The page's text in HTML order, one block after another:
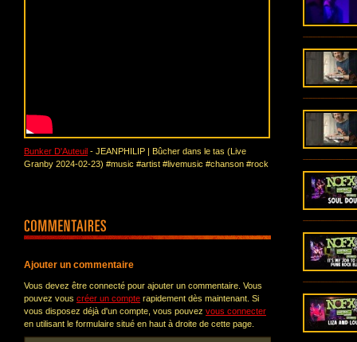
Bunker D'Auteuil - JEANPHILIP | Bûcher dans le tas (Live
Granby 2024-02-23) #music #artist #livemusic #chanson #rock
Ajouter un commentaire
Vous devez être connecté pour ajouter un commentaire. Vous
pouvez vous créer un compte rapidement dès maintenant. Si
vous disposez déjà d'un compte, vous pouvez vous connecter
en utilisant le formulaire situé en haut à droite de cette page.